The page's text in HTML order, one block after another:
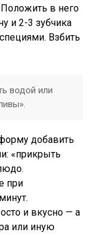
Положить в него
и 2-3 зубчика
Взбить
водой или
добавить
«прикрыть
при
и вкусно — а
или иную